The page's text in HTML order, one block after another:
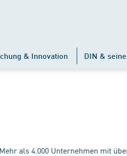
& Innovation DIN &
als 4.000 Unternehmen mit